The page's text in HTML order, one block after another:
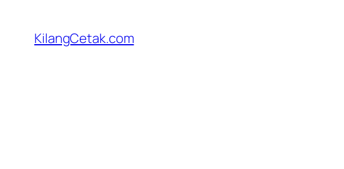
content
KilangCetak.com